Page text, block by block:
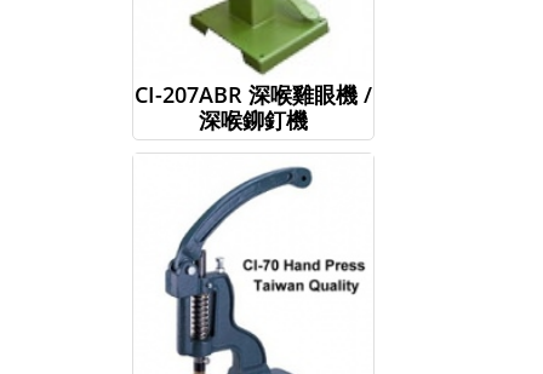
CI-207ABR 深喉雞眼機 /
深喉鉚釘機